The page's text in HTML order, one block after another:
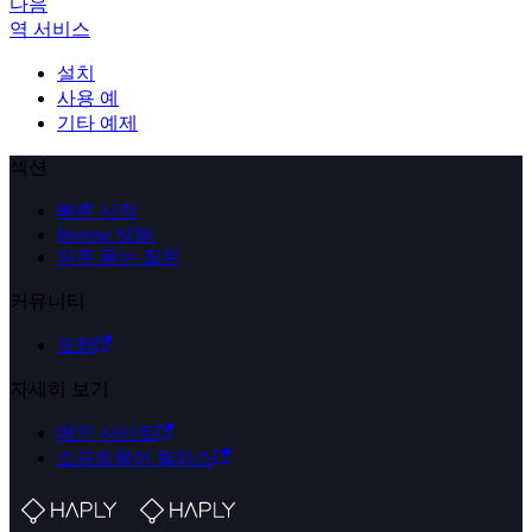
다음
역 서비스
설치
사용 예
기타 예제
섹션
빠른 시작
Inverse SDK
자주 묻는 질문
커뮤니티
포럼
자세히 보기
메인 사이트
소프트웨어 릴리스